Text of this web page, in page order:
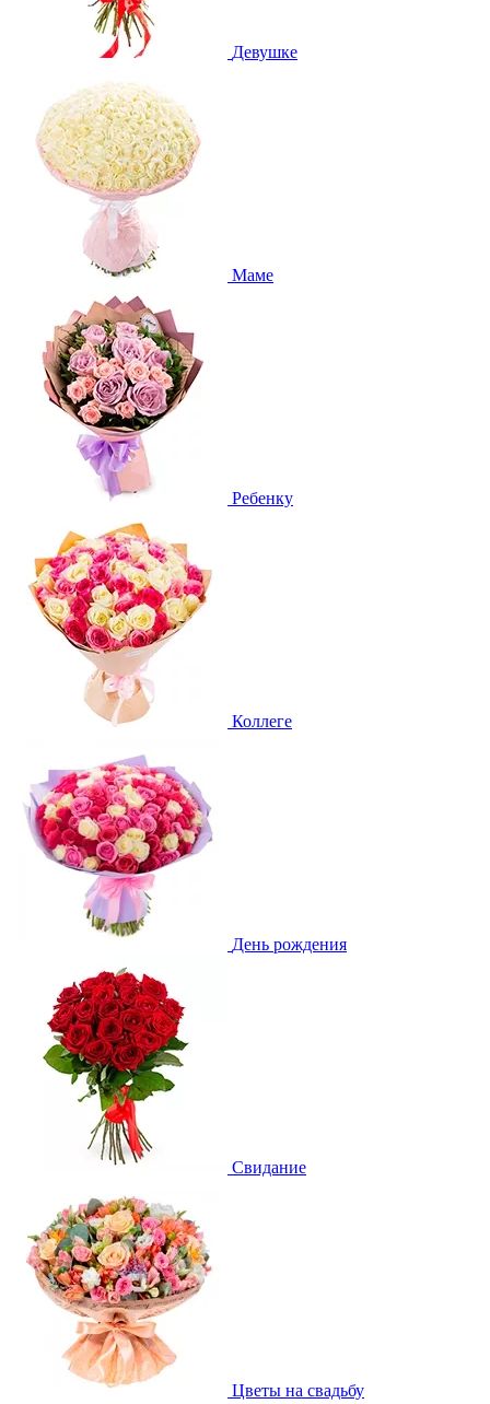
Девушке
Маме
Ребенку
Коллеге
День рождения
Свидание
Цветы на свадьбу